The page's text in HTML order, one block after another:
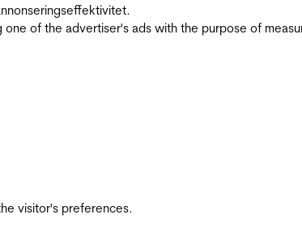
of the advertiser's ads with the purpose of
visitor's preferences.